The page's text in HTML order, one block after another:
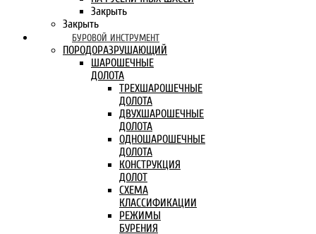
Закрыть
Закрыть
БУРОВОЙ ИНСТРУМЕНТ
ПОРОДОРАЗРУШАЮЩИЙ
ШАРОШЕЧНЫЕ
ДОЛОТА
ТРЕХШАРОШЕЧНЫЕ
ДОЛОТА
ДВУХШАРОШЕЧНЫЕ
ДОЛОТА
ОДНОШАРОШЕЧНЫЕ
ДОЛОТА
КОНСТРУКЦИЯ
ДОЛОТ
СХЕМА
КЛАССИФИКАЦИИ
РЕЖИМЫ
БУРЕНИЯ